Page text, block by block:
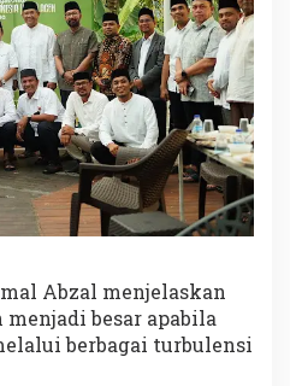
Abzal menjelaskan
menjadi besar apabila
berbagai turbulensi